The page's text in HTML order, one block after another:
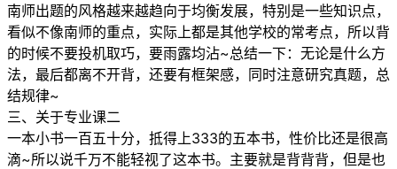
南师出题的风格越来越趋向于均衡发展，特别是一些知识点，
看似不像南师的重点，实际上都是其他学校的常考点，所以背
的时候不要投机取巧，要雨露均沾~总结一下：无论是什么方
法，最后都离不开背，还要有框架感，同时注意研究真题，总
结规律~
三、关于专业课二
一本小书一百五十分，抵得上333的五本书，性价比还是很高
滴~所以说千万不能轻视了这本书。主要就是背背背，但是也